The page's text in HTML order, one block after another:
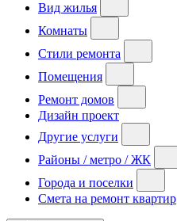
Вид жилья
Комнаты
Стили ремонта
Помещения
Ремонт домов
Дизайн проект
Другие услуги
Районы / метро / ЖК
Города и поселки
Смета на ремонт квартир